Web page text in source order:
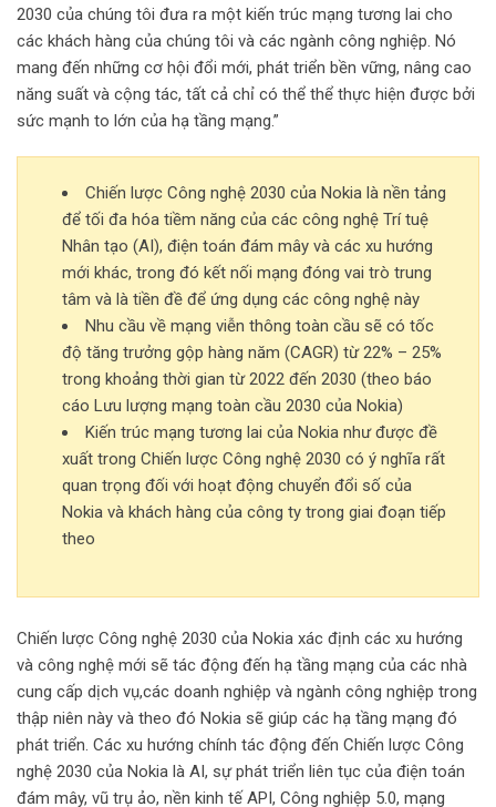
2030 của chúng tôi đưa ra một kiến trúc mạng tương lai cho
các khách hàng của chúng tôi và các ngành công nghiệp. Nó
mang đến những cơ hội đổi mới, phát triển bền vững, nâng cao
năng suất và cộng tác, tất cả chỉ có thể thể thực hiện được bởi
sức mạnh to lớn của hạ tầng mạng.”
Chiến lược Công nghệ 2030 của Nokia là nền tảng
để tối đa hóa tiềm năng của các công nghệ Trí tuệ
Nhân tạo (AI), điện toán đám mây và các xu hướng
mới khác, trong đó kết nối mạng đóng vai trò trung
tâm và là tiền đề để ứng dụng các công nghệ này
Nhu cầu về mạng viễn thông toàn cầu sẽ có tốc
độ tăng trưởng gộp hàng năm (CAGR) từ 22% – 25%
trong khoảng thời gian từ 2022 đến 2030 (theo báo
cáo Lưu lượng mạng toàn cầu 2030 của Nokia)
Kiến trúc mạng tương lai của Nokia như được đề
xuất trong Chiến lược Công nghệ 2030 có ý nghĩa rất
quan trọng đối với hoạt động chuyển đổi số của
Nokia và khách hàng của công ty trong giai đoạn tiếp
theo
Chiến lược Công nghệ 2030 của Nokia xác định các xu hướng
và công nghệ mới sẽ tác động đến hạ tầng mạng của các nhà
cung cấp dịch vụ,các doanh nghiệp và ngành công nghiệp trong
thập niên này và theo đó Nokia sẽ giúp các hạ tầng mạng đó
phát triển. Các xu hướng chính tác động đến Chiến lược Công
nghệ 2030 của Nokia là AI, sự phát triển liên tục của điện toán
đám mây, vũ trụ ảo, nền kinh tế API, Công nghiệp 5.0, mạng